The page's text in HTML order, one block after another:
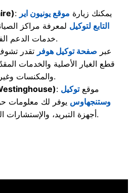
: يمكنك زيارة موقع يونيون اير
التابع لتوكيل لمعرفة مراكز
خدمات الدعم الفني.
: عبر صفحة توكيل هوفر تقدر
قطع الغيار الأصلية والخدمات
والمكنسات وغيرها.
: موقعتوكيل
وستنجهاوس يوفر لك معلومات
أجهزة التبريد، والإستشارات الفنية الخاصة بها.